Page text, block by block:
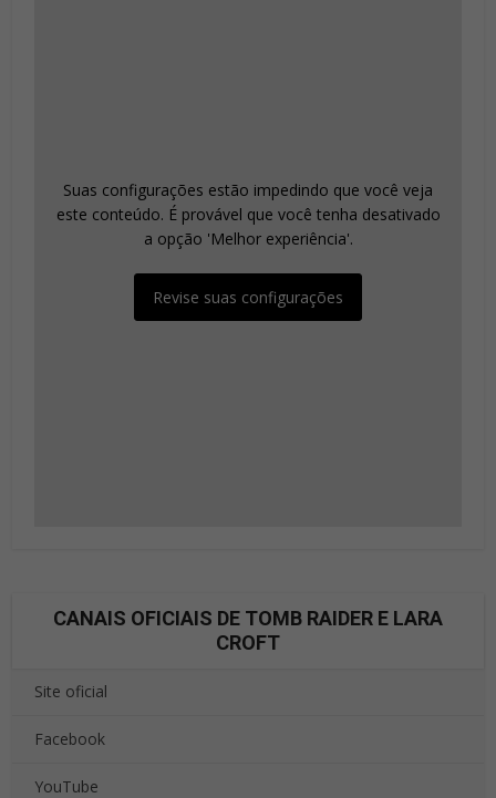
Suas configurações estão impedindo que você veja
este conteúdo. É provável que você tenha desativado
a opção 'Melhor experiência'.
Revise suas configurações
CANAIS OFICIAIS DE TOMB RAIDER E LARA
CROFT
Site oficial
Facebook
YouTube